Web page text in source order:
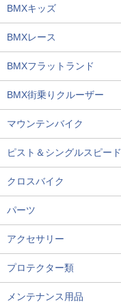
BMXキッズ
BMXレース
BMXフラットランド
BMX街乗りクルーザー
マウンテンバイク
ピスト＆シングルスピード
クロスバイク
パーツ
アクセサリー
プロテクター類
メンテナンス用品